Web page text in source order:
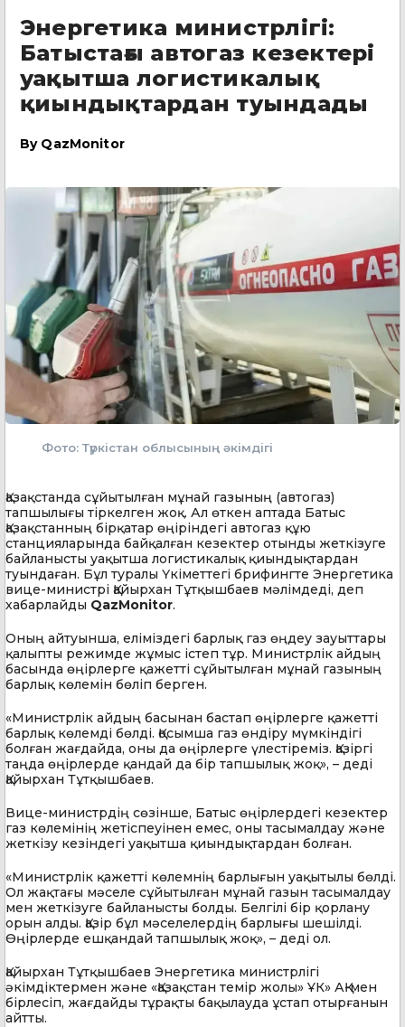
Энергетика министрлігі:
Батыстағы автогаз кезектері
уақытша логистикалық
қиындықтардан туындады
By QazMonitor
Фото: Түркістан облысының әкімдігі
Қазақстанда сұйытылған мұнай газының (автогаз)
тапшылығы тіркелген жоқ. Ал өткен аптада Батыс
Қазақстанның бірқатар өңіріндегі автогаз құю
станцияларында байқалған кезектер отынды жеткізуге
байланысты уақытша логистикалық қиындықтардан
туындаған. Бұл туралы Үкіметтегі брифингте Энергетика
вице-министрі Қайырхан Тұтқышбаев мәлімдеді, деп
хабарлайды QazMonitor.
Оның айтуынша, еліміздегі барлық газ өңдеу зауыттары
қалыпты режимде жұмыс істеп тұр. Министрлік айдың
басында өңірлерге қажетті сұйытылған мұнай газының
барлық көлемін бөліп берген.
«Министрлік айдың басынан бастап өңірлерге қажетті
барлық көлемді бөлді. Қосымша газ өндіру мүмкіндігі
болған жағдайда, оны да өңірлерге үлестіреміз. Қазіргі
таңда өңірлерде қандай да бір тапшылық жоқ», – деді
Қайырхан Тұтқышбаев.
Вице-министрдің сөзінше, Батыс өңірлердегі кезектер
газ көлемінің жетіспеуінен емес, оны тасымалдау және
жеткізу кезіндегі уақытша қиындықтардан болған.
«Министрлік қажетті көлемнің барлығын уақытылы бөлді.
Ол жақтағы мәселе сұйытылған мұнай газын тасымалдау
мен жеткізуге байланысты болды. Белгілі бір қорлану
орын алды. Қазір бұл мәселелердің барлығы шешілді.
Өңірлерде ешқандай тапшылық жоқ», – деді ол.
Қайырхан Тұтқышбаев Энергетика министрлігі
әкімдіктермен және «Қазақстан темір жолы» ҰК» АҚ-мен
бірлесіп, жағдайды тұрақты бақылауда ұстап отырғанын
айтты.